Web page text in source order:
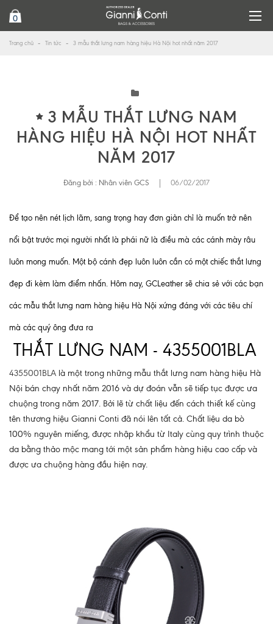
0
Trang chủ Tin tức 3 mẫu thắt lưng nam hàng hiệu Hà Nội hot nhất năm 2017
3 MẪU THẮT LƯNG NAM
HÀNG HIỆU HÀ NỘI HOT NHẤT
NĂM 2017
Đăng bởi : Nhân viên GCS 06/02/2017
Để tạo nên nét lịch lãm, sang trọng hay đơn giản chỉ là muốn trở nên
nổi bật trước mọi người nhất là phái nữ là điều mà các cánh mày râu
luôn mong muốn. Một bộ cánh đẹp luôn luôn cần có một chiếc thắt lưng
đẹp đi kèm làm điểm nhấn. Hôm nay, GCLeather sẽ chia sẻ với các bạn
các mẫu thắt lưng nam hàng hiệu Hà Nội xứng đáng với các tiêu chí
mà các quý ông đưa ra
THẮT LƯNG NAM - 4355001BLA
4355001BLA là một trong những mẫu thắt lưng nam hàng hiệu Hà
Nội bán chạy nhất năm 2016 và dự đoán vẫn sẽ tiếp tục được ưa
chuộng trong năm 2017. Bởi lẽ từ chất liệu đến cách thiết kế cùng
tên thương hiệu Gianni Conti đã nói lên tất cả. Chất liệu da bò
100% nguyên miếng, được nhập khẩu từ Italy cùng quy trình thuộc
da bằng thảo mộc mang tới một sản phẩm hàng hiệu cao cấp và
được ưa chuộng hàng đầu hiện nay.